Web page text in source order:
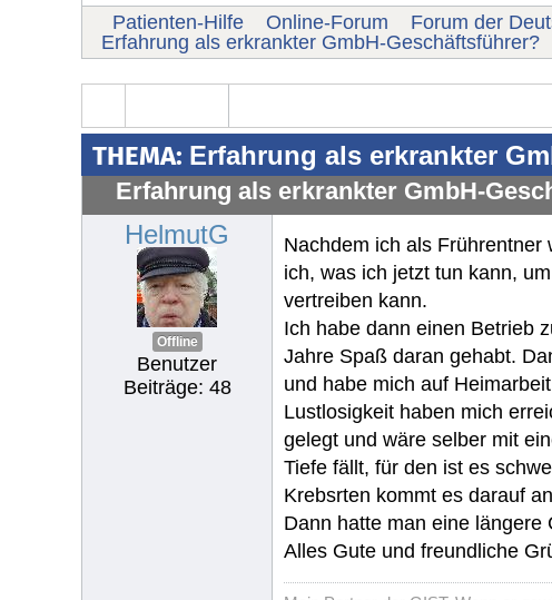
Patienten-Hilfe Online-Forum Forum der
Erfahrung als erkrankter GmbH-Geschäftsführer?
THEMA: Erfahrung als erkrankter
Erfahrung als erkrankter GmbH-
HelmutG
Offline
Benutzer
Beiträge: 48
Nachdem ich als
ich, was ich jetzt tun kann,
vertreiben kann.
Ich habe dann einen Betrieb
Jahre Spaß daran gehabt.
und habe mich auf
Lustlosigkeit haben mich
gelegt und wäre selber mit
Tiefe fällt, für den ist es
Krebsrten kommt es darauf
Dann hatte man eine längere
Alles Gute und freundliche